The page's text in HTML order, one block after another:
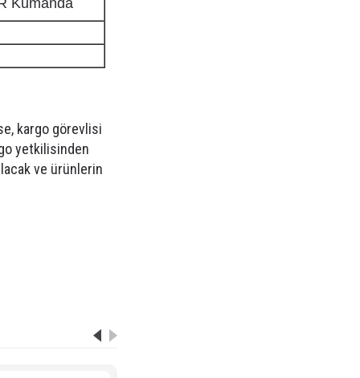
Kumanda
kargo görevlisi
yetkilisinden
ve ürünlerin